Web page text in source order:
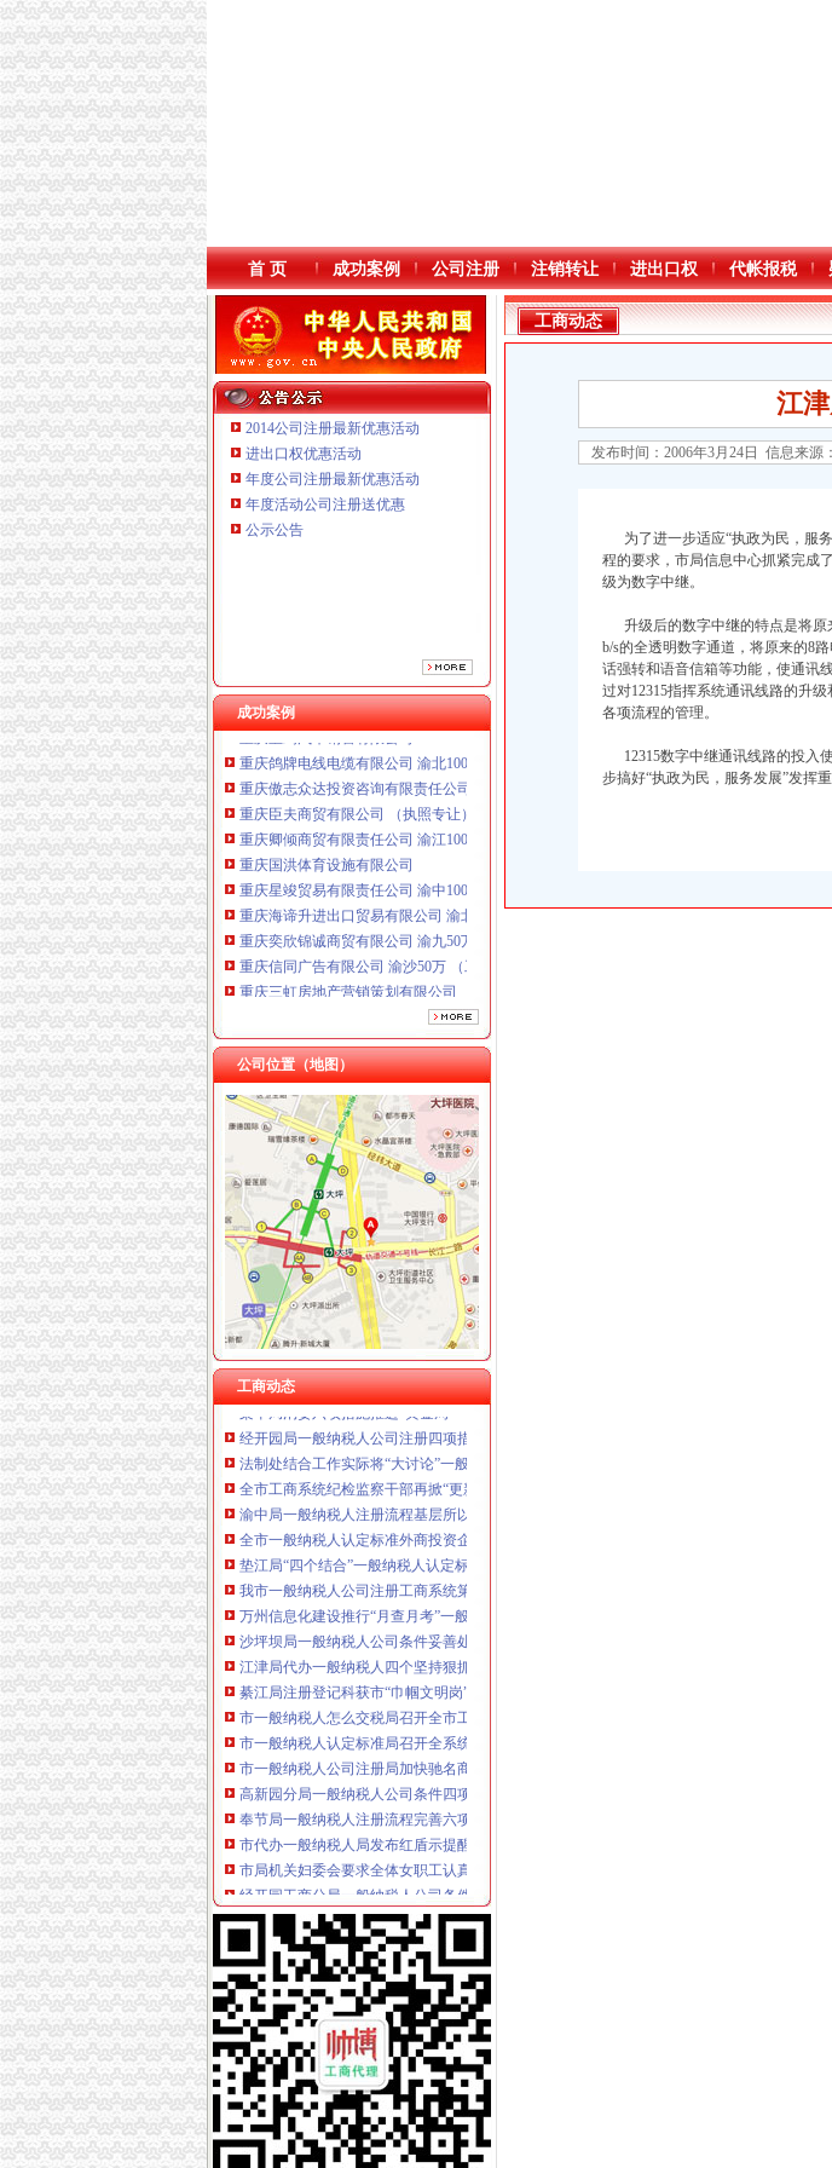
本站导航
首 页 成功案例 公司注册 注销转让 进出口权 代帐报税
2014公司注册最新优惠活动
进出口权优惠活动
年度公司注册最新优惠活动
年度活动公司注册送优惠
公示公告
成功案例
重庆鸽牌电线电缆有限公司 渝北10010万 (进出口权)
重庆傲志众达投资咨询有限责任公司 渝九1000万 （增资）
重庆臣夫商贸有限公司 （执照专让）
重庆卿倾商贸有限责任公司 渝江100万 （工商注册）
重庆国洪体育设施有限公司
重庆星竣贸易有限责任公司 渝中100万 （进出口权）
重庆海谛升进出口贸易有限公司 渝北100万 （进出口权）
重庆奕欣锦诚商贸有限公司 渝九50万 （工商注册）
重庆信同广告有限公司 渝沙50万 （工商注册）
重庆三虹房地产营销策划有限公司
重庆宝鹰汽车销售有限公司
重庆鸽牌电线电缆有限公司 渝北10010万 (进出口权)
重庆傲志众达投资咨询有限责任公司 渝九1000万 （增资）
重庆臣夫商贸有限公司 （执照专让）
重庆卿倾商贸有限责任公司 渝江100万 （工商注册）
重庆国洪体育设施有限公司
重庆星竣贸易有限责任公司 渝中100万 （进出口权）
重庆海谛升进出口贸易有限公司 渝北100万 （进出口权）
重庆奕欣锦诚商贸有限公司 渝九50万 （工商注册）
重庆信同广告有限公司 渝沙50万 （工商注册）
重庆三虹房地产营销策划有限公司
重庆宝鹰汽车销售有限公司
公司位置（地图）
工商动态
工商动态
李晞朦副局一般纳税人公司条件长参加九龙坡区驰名著名商标表彰会
涪陵局怎么注册一般纳税人出台地方企业信用信息联合征集考核办法
市一般纳税人公司条件局外资处认真达贯彻市局中心组整顿会风精
九龙坡局怎么注册一般纳税人查获一涉嫌抽逃出资案
总局一般纳税人公司条件钟攸平副局长到大足局视察工作
北碚局一般纳税人怎么交税借年检做好前置许可审查录入工作
九龙坡局开展《重庆市一般纳税人公司注册合同格式条款监督条例》宣咨询活动
市一般纳税人注册流程局外资处大力开展外商投资企业网上年检培训工作
市局团总支积筹备“五·四”一般纳税人怎么交税青年节野外拓展训练活动
梁平局消委六项措施推进“黄金周”一般纳税人认定标准维权工作
经开园局一般纳税人公司注册四项措施开展合同格式条款监督备案工作
法制处结合工作实际将“大讨论”一般纳税人注册流程活动引向深入
全市工商系统纪检监察干部再掀“更新观念、适应形势”一般纳税人公司条件大讨论热潮
渝中局一般纳税人注册流程基层所以大讨论为契机实现工作新突破
全市一般纳税人认定标准外商投资企业三月份登记注册况
垫江局“四个结合”一般纳税人认定标准深入开展大讨论
我市一般纳税人公司注册工商系统第五期青年干部培训班开班
万州信息化建设推行“月查月考”一般纳税人公司条件制度
沙坪坝局一般纳税人公司条件妥善处理好三个关系抓安全稳定工作
江津局代办一般纳税人四个坚持狠抓机关作风建设
綦江局注册登记科获市“巾帼文明岗”一般纳税人公司注册称号
市一般纳税人怎么交税局召开全市工商系统赴福建省挂职锻炼干部座谈会
市一般纳税人认定标准局召开全系统风廉政建设暨纪检监察工作会议
市一般纳税人公司注册局加快驰名商标推荐力度做好自主品牌培育工作
高新园分局一般纳税人公司条件四项举措提高政务信息质量
奉节局一般纳税人注册流程完善六项机制加红盾护农行动
市代办一般纳税人局发布红盾示提醒市民谨防欺诈
市局机关妇委会要求全体女职工认真学习讨论“八荣八耻”代办一般纳税人荣辱观
经开园工商分局一般纳税人公司条件组织法律知识培训
沙区局“制止欺诈月活动”一般纳税人公司条件有效开展
江北局一般纳税人公司注册积配合3.15成功开展现场直通车活动
潼南局代办一般纳税人立足三点化风廉正建设
合川局五项措施深化“走近三农”怎么注册一般纳税人活动
秀山局突出五个重点狠抓农资市一般纳税人注册流程场监管
万州局一般纳税人认定标准建立违法广告示公告制度
铜梁局认真贯彻落实市一般纳税人公司注册局风廉政建设暨纪检监察工作会议精
梁平局一般纳税人怎么交税采取五项措施化再就业工作
巴南局一般纳税人公司注册积推进社会主义新农村建设
江津局一般纳税人认定标准四个坚持狠抓机关作风建设
璧山局“五抓”代办一般纳税人农村市场食品安全监管
工商动态
江
发布时间：2006年3月24日 信息来源：
为了进一步适应“执政为民，服务
程的要求，市局信息中心抓紧完成
级为数字中继。
升级后的数字中继的特点是将原
b/s的全透明数字通道，将原来的8
话强转和语音信箱等功能，使通讯
过对12315指挥系统通讯线路的升
各项流程的管理。
12315数字中继通讯线路的投入
步搞好“执政为民，服务发展”发挥